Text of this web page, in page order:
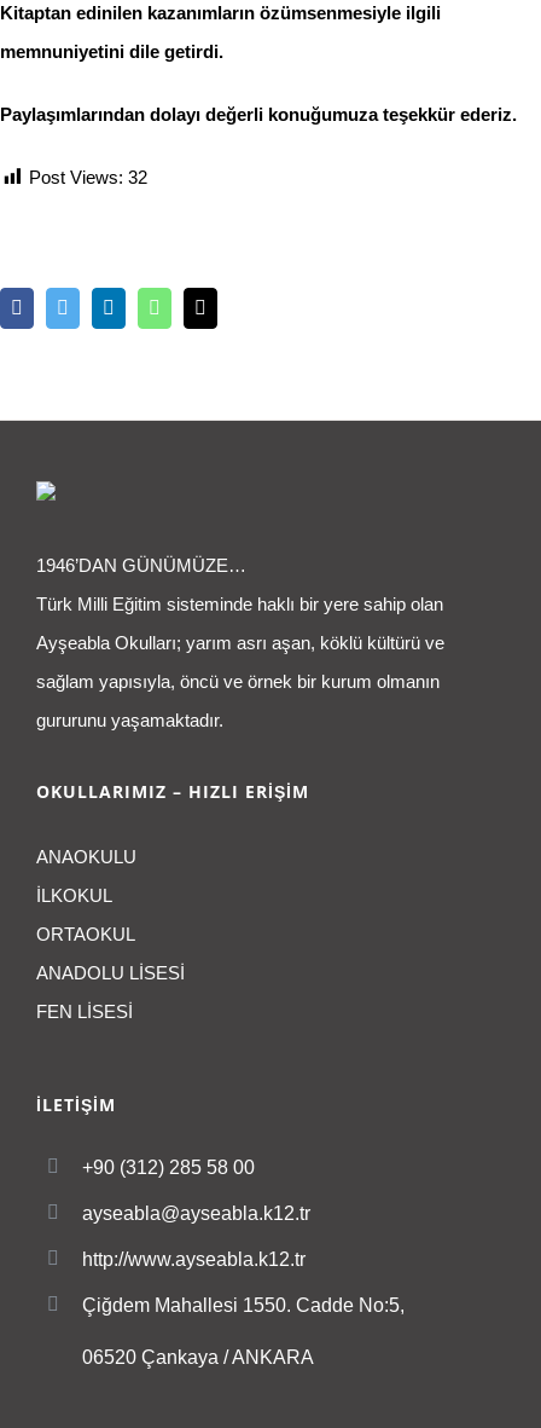
Kitaptan edinilen kazanımların özümsenmesiyle ilgili
memnuniyetini dile getirdi.
Paylaşımlarından dolayı değerli konuğumuza teşekkür ederiz.
Post Views: 32
FacebookTwitter LinkedInWhatsapp
1946’DAN GÜNÜMÜZE…
Türk Milli Eğitim sisteminde haklı bir yere sahip olan
Ayşeabla Okulları; yarım asrı aşan, köklü kültürü ve
sağlam yapısıyla, öncü ve örnek bir kurum olmanın
gururunu yaşamaktadır.
OKULLARIMIZ – HIZLI ERİŞİM
ANAOKULU
İLKOKUL
ORTAOKUL
ANADOLU LİSESİ
FEN LİSESİ
İLETİŞİM
+90 (312) 285 58 00
ayseabla@ayseabla.k12.tr
http://www.ayseabla.k12.tr
Çiğdem Mahallesi 1550. Cadde No:5,
06520 Çankaya / ANKARA